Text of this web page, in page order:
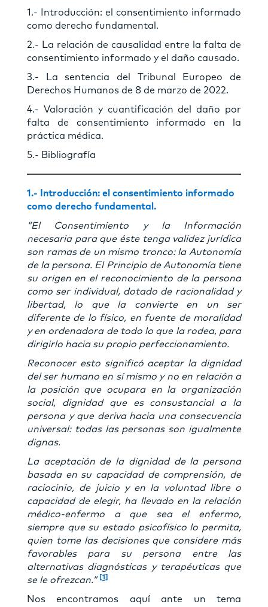
1.- Introducción: el consentimiento informado
como derecho fundamental.
2.- La relación de causalidad entre la falta de
consentimiento informado y el daño causado.
3.- La sentencia del Tribunal Europeo de
Derechos Humanos de 8 de marzo de 2022.
4.- Valoración y cuantificación del daño por
falta de consentimiento informado en la
práctica médica.
5.- Bibliografía
1.- Introducción: el consentimiento informado
como derecho fundamental.
“El Consentimiento y la Información
necesaria para que éste tenga validez jurídica
son ramas de un mismo tronco: la Autonomía
de la persona. El Principio de Autonomía tiene
su origen en el reconocimiento de la persona
como ser individual, dotado de racionalidad y
libertad, lo que la convierte en un ser
diferente de lo físico, en fuente de moralidad
y en ordenadora de todo lo que la rodea, para
dirigirlo hacia su propio perfeccionamiento.
Reconocer esto significó aceptar la dignidad
del ser humano en sí mismo y no en relación a
la posición que ocupara en la organización
social, dignidad que es consustancial a la
persona y que deriva hacia una consecuencia
universal: todas las personas son igualmente
dignas.
La aceptación de la dignidad de la persona
basada en su capacidad de comprensión, de
raciocinio, de juicio y en la voluntad libre o
capacidad de elegir, ha llevado en la relación
médico-enfermo a que sea el enfermo,
siempre que su estado psicofísico lo permita,
quien tome las decisiones que considere más
favorables para su persona entre las
alternativas diagnósticas y terapéuticas que
se le ofrezcan.” [1]
Nos encontramos aquí ante un tema